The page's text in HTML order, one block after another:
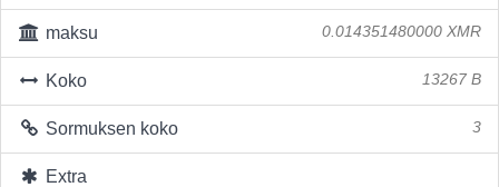
maksu 0.014351480000 XMR
Koko 13267 B
Sormuksen koko 3
Extra